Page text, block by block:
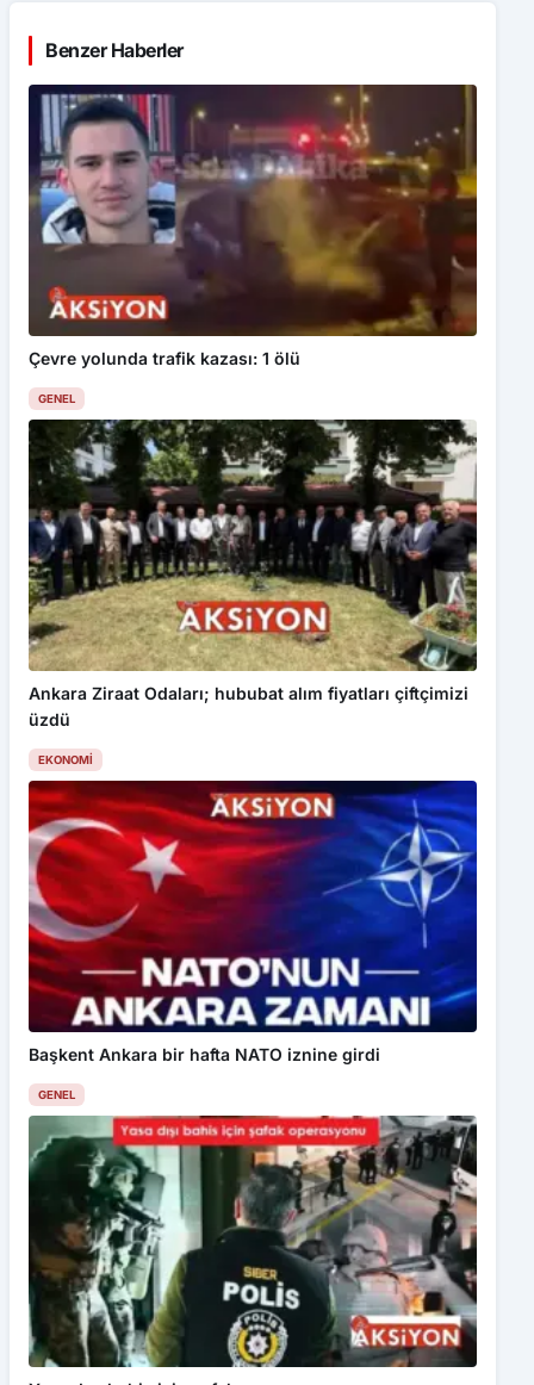
Benzer Haberler
Çevre yolunda trafik kazası: 1 ölü
GENEL
Ankara Ziraat Odaları; hububat alım fiyatları çiftçimizi
üzdü
EKONOMI
Başkent Ankara bir hafta NATO iznine girdi
GENEL